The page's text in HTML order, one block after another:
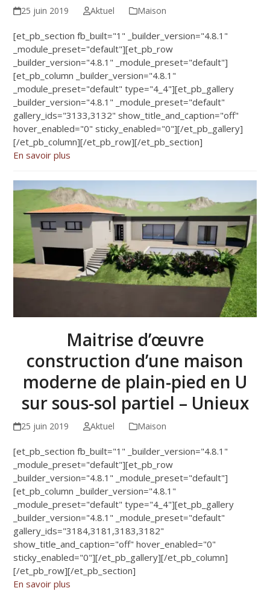
25 juin 2019 Aktuel Maison
[et_pb_section fb_built="1" _builder_version="4.8.1"
_module_preset="default"][et_pb_row
_builder_version="4.8.1" _module_preset="default"]
[et_pb_column _builder_version="4.8.1"
_module_preset="default" type="4_4"][et_pb_gallery
_builder_version="4.8.1" _module_preset="default"
gallery_ids="3133,3132" show_title_and_caption="off"
hover_enabled="0" sticky_enabled="0"][/et_pb_gallery]
[/et_pb_column][/et_pb_row][/et_pb_section]
En savoir plus
Maitrise d’œuvre
construction d’une maison
moderne de plain-pied en U
sur sous-sol partiel – Unieux
25 juin 2019 Aktuel Maison
[et_pb_section fb_built="1" _builder_version="4.8.1"
_module_preset="default"][et_pb_row
_builder_version="4.8.1" _module_preset="default"]
[et_pb_column _builder_version="4.8.1"
_module_preset="default" type="4_4"][et_pb_gallery
_builder_version="4.8.1" _module_preset="default"
gallery_ids="3184,3181,3183,3182"
show_title_and_caption="off" hover_enabled="0"
sticky_enabled="0"][/et_pb_gallery][/et_pb_column]
[/et_pb_row][/et_pb_section]
En savoir plus